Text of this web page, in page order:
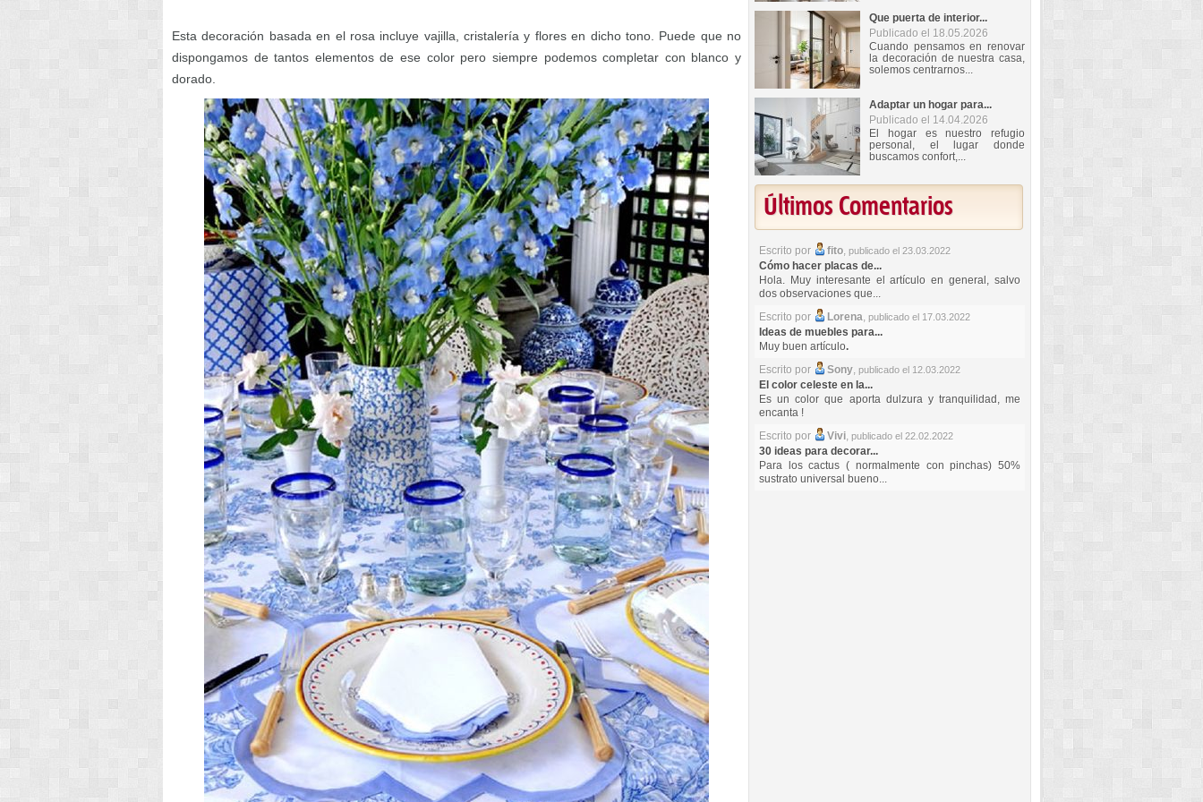
Esta decoración basada en el rosa incluye vajilla, cristalería y flores en dicho tono. Puede que no
dispongamos de tantos elementos de ese color pero siempre podemos completar con blanco y
dorado.
Que puerta de interior...
Publicado el 18.05.2026
Cuando pensamos en renovar
la decoración de nuestra casa,
solemos centrarnos...
Adaptar un hogar para...
Publicado el 14.04.2026
El hogar es nuestro refugio
personal, el lugar donde
buscamos confort,...
Últimos Comentarios
Escrito por fito, publicado el 23.03.2022
Cómo hacer placas de...
Hola. Muy interesante el artículo en general, salvo
dos observaciones que...
Escrito por
Lorena, publicado el 17.03.2022
Ideas de muebles para...
Muy buen artículo.
Escrito por
Sony, publicado el 12.03.2022
El color celeste en la...
Es un color que aporta dulzura y tranquilidad, me
encanta !
Escrito por
Vivi, publicado el 22.02.2022
30 ideas para decorar...
Para los cactus ( normalmente con pinchas) 50%
sustrato universal bueno...